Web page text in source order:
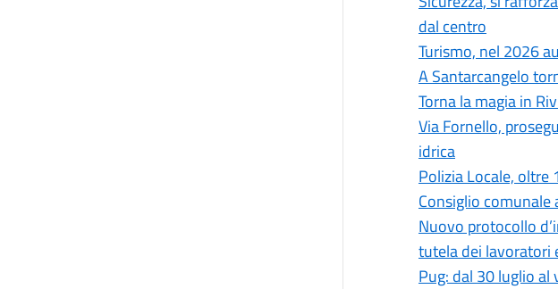
dal centro
Turismo, nel 2026
A Santarcangelo
Torna la magia in
Via Fornello,
idrica
Polizia Locale, oltre
Consiglio
Nuovo protocollo
tutela dei lavoratori
Pug: dal 30 luglio al